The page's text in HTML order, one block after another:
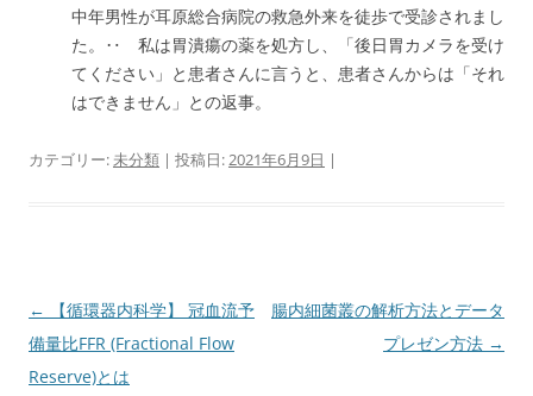
中年男性が耳原総合病院の救急外来を徒歩で受診されまし
た。‥ 私は胃潰瘍の薬を処方し、「後日胃カメラを受け
てください」と患者さんに言うと、患者さんからは「それ
はできません」との返事。
カテゴリー:未分類 | 投稿日:2021年6月9日 |
投
稿
ナ
←
【循環器内科学】 冠血流予
備量比FFR (Fractional Flow
Reserve)とは
腸内細菌叢の解析方法とデータ
プレゼン方法 →